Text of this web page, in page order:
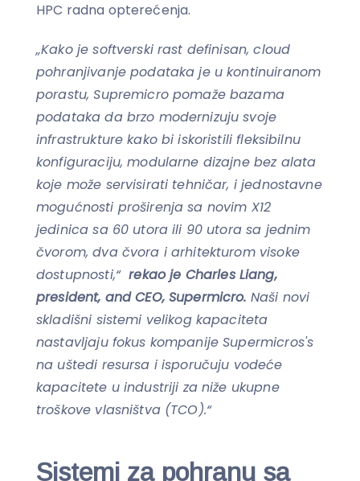
HPC radna opterećenja.
„Kako je softverski rast definisan, cloud
pohranjivanje podataka je u kontinuiranom
porastu, Supremicro pomaže bazama
podataka da brzo modernizuju svoje
infrastrukture kako bi iskoristili fleksibilnu
konfiguraciju, modularne dizajne bez alata
koje može servisirati tehničar, i jednostavne
mogućnosti proširenja sa novim X12
jedinica sa 60 utora ili 90 utora sa jednim
čvorom, dva čvora i arhitekturom visoke
dostupnosti,“ rekao je Charles Liang,
president, and CEO, Supermicro. Naši novi
skladišni sistemi velikog kapaciteta
nastavljaju fokus kompanije Supermicros's
na uštedi resursa i isporučuju vodeće
kapacitete u industriji za niže ukupne
troškove vlasništva (TCO).“
Sistemi za pohranu sa